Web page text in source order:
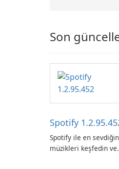
Son
Spotify
Spotify ile en
müzikleri keşfedin ve